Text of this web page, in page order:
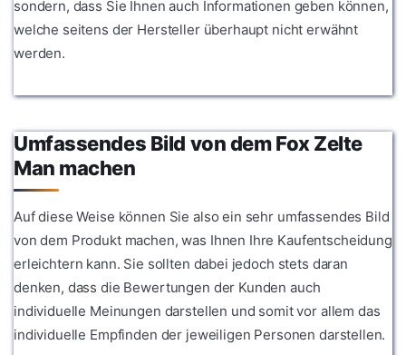
sondern, dass Sie Ihnen auch Informationen geben können,
welche seitens der Hersteller überhaupt nicht erwähnt
werden.
Umfassendes Bild von dem Fox Zelte
Man machen
Auf diese Weise können Sie also ein sehr umfassendes Bild
von dem Produkt machen, was Ihnen Ihre Kaufentscheidung
erleichtern kann. Sie sollten dabei jedoch stets daran
denken, dass die Bewertungen der Kunden auch
individuelle Meinungen darstellen und somit vor allem das
individuelle Empfinden der jeweiligen Personen darstellen.